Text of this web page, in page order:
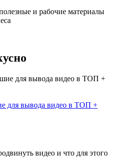
и рабочие материалы
для вывода видео в ТОП +